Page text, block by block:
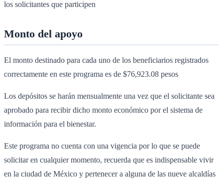
los solicitantes que participen
Monto del apoyo
El monto destinado para cada uno de los beneficiarios registrados
correctamente en este programa es de $76,923.08 pesos
Los depósitos se harán mensualmente una vez que el solicitante sea
aprobado para recibir dicho monto económico por el sistema de
información para el bienestar.
Este programa no cuenta con una vigencia por lo que se puede
solicitar en cualquier momento, recuerda que es indispensable vivir
en la ciudad de México y pertenecer a alguna de las nueve alcaldías